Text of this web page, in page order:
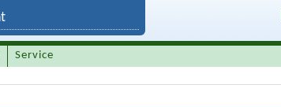
Service